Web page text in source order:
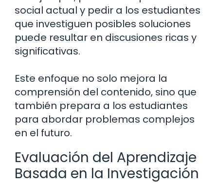
social actual y pedir a los estudiantes
que investiguen posibles soluciones
puede resultar en discusiones ricas y
significativas.
Este enfoque no solo mejora la
comprensión del contenido, sino que
también prepara a los estudiantes
para abordar problemas complejos
en el futuro.
Evaluación del Aprendizaje
Basada en la Investigación